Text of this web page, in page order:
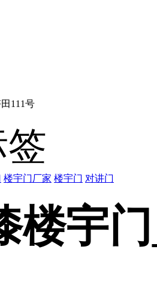
111号
楼宇门厂家 楼宇门 对讲门
楼宇门